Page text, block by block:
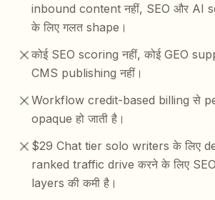
inbound content नहीं, SEO और AI
के लिए गलत shape।
कोई SEO scoring नहीं, कोई GEO
CMS publishing नहीं।
Workflow credit-based billing से
opaque हो जाती है।
$29 Chat tier solo writers के लिए
ranked traffic drive करने के लिए
layers की कमी है।